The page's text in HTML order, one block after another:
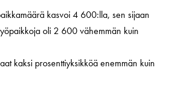
kasvoi 4 600:lla, sen sijaan
oli 2 600 vähemmän kuin
kaksi prosenttiyksikköä enemmän kuin